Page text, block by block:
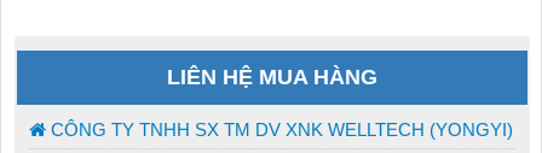
LIÊN HỆ MUA HÀNG
CÔNG TY TNHH SX TM DV XNK WELLTECH (YONGYI)